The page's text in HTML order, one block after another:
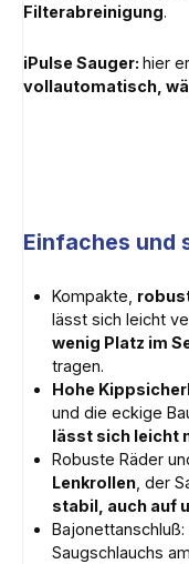
Filterabreinigung.
iPulse Sauger: hier
vollautomatisch,
Einfaches und
Kompakte,
lässt sich leicht
wenig Platz im
tragen.
Hohe
und die eckige
lässt sich leicht
Robuste Räder
Lenkrollen, der
stabil, auch auf
Bajonettanschluß:
Saugschlauchs